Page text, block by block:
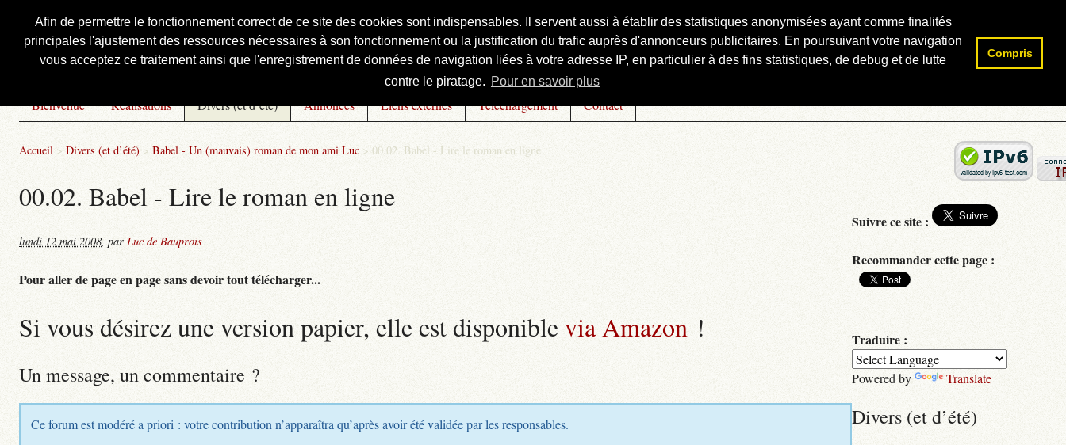
Afin de permettre le fonctionnement correct de ce site des cookies sont indispensables. Il servent aussi à établir des statistiques anonymisées ayant comme finalités
principales l'ajustement des ressources nécessaires à son fonctionnement ou la justification du trafic auprès d'annonceurs publicitaires. En poursuivant votre navigation
vous acceptez ce traitement ainsi que l'enregistrement de données de navigation liées à votre adresse IP, en particulier à des fins statistiques, de debug et de lutte
contre le piratage. Pour en savoir plus
Compris
Courbis, « LE » Blog Officiel
Bienvenue Réalisations Divers (et d’été) Annonces Liens externes Téléchargement Contact
Accueil > Divers (et d’été) > Babel - Un (mauvais) roman de mon ami Luc > 00.02. Babel - Lire le roman en ligne
00.02. Babel - Lire le roman en ligne
lundi 12 mai 2008, par Luc de Bauprois
Pour aller de page en page sans devoir tout télécharger...
Si vous désirez une version papier, elle est disponiblevia Amazon !
Un message, un commentaire ?
Ce forum est modéré a priori : votre contribution n’apparaîtra qu’après avoir été validée par les responsables.
Rechercher :
Suivre ce site :
Recommander cette page :
Traduire :
Powered by Translate
Divers (et d’été)